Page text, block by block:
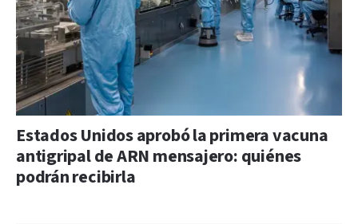
Estados Unidos aprobó la primera vacuna
antigripal de ARN mensajero: quiénes
podrán recibirla